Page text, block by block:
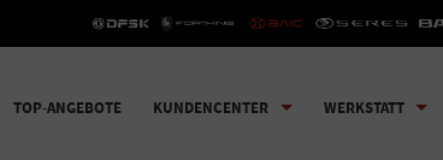
TOP-ANGEBOTE KUNDENCENTER WERKSTATT